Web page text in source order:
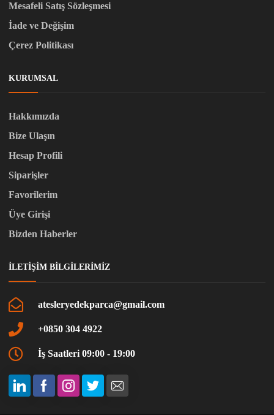
Mesafeli Satış Sözleşmesi
İade ve Değişim
Çerez Politikası
KURUMSAL
Hakkımızda
Bize Ulaşın
Hesap Profili
Siparişler
Favorilerim
Üye Girişi
Bizden Haberler
İLETIŞIM BILGILERIMIZ
atesleryedekparca@gmail.com
+0850 304 4922
İş Saatleri 09:00 - 19:00